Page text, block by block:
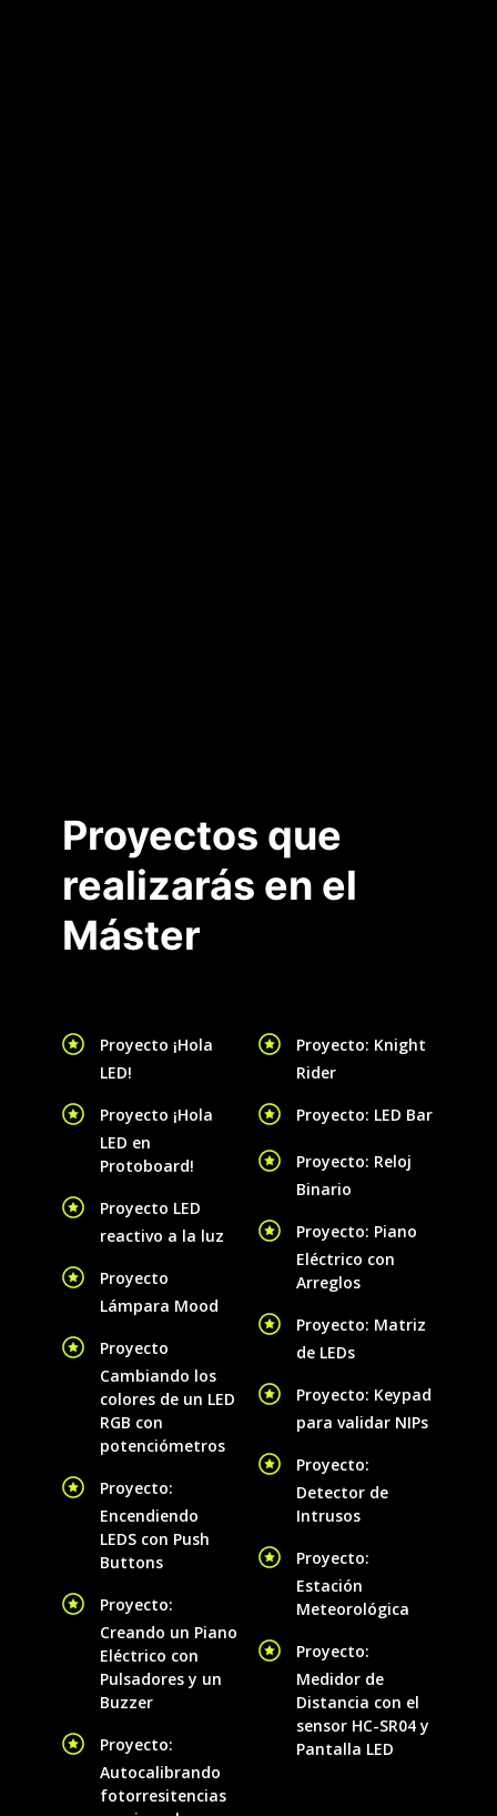
Proyectos que
realizarás en el
Máster
Proyecto ¡Hola
LED!
Proyecto ¡Hola
LED en
Protoboard!
Proyecto LED
reactivo a la luz
Proyecto
Lámpara Mood
Proyecto
Cambiando los
colores de un LED
RGB con
potenciómetros
Proyecto:
Encendiendo
LEDS con Push
Buttons
Proyecto:
Creando un Piano
Eléctrico con
Pulsadores y un
Buzzer
Proyecto:
Autocalibrando
fotorresitencias
Proyecto: Knight
Rider
Proyecto: LED Bar
Proyecto: Reloj
Binario
Proyecto: Piano
Eléctrico con
Arreglos
Proyecto: Matriz
de LEDs
Proyecto: Keypad
para validar NIPs
Proyecto:
Detector de
Intrusos
Proyecto:
Estación
Meteorológica
Proyecto:
Medidor de
Distancia con el
sensor HC-SR04 y
Pantalla LED